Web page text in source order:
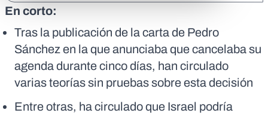
En corto:
Tras la publicación de la carta de Pedro
Sánchez en la que anunciaba que cancelaba su
agenda durante cinco días, han circulado
varias teorías sin pruebas sobre esta decisión
Entre otras, ha circulado que Israel podría